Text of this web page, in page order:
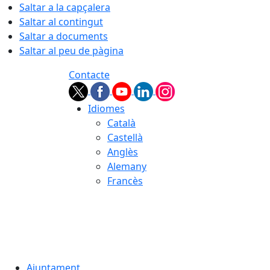
Saltar a la capçalera
Saltar al contingut
Saltar a documents
Saltar al peu de pàgina
Contacte
Idiomes
Català
Castellà
Anglès
Alemany
Francès